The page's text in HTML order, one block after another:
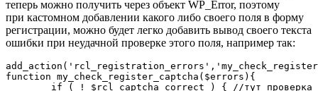
теперь можно получить через объект WP_Error, поэтому
при кастомном добавлении какого либо своего поля в форму
регистрации, можно будет легко добавить вывод своего текста
ошибки при неудачной проверке этого поля, например так:
function my_check_register_captcha($errors){